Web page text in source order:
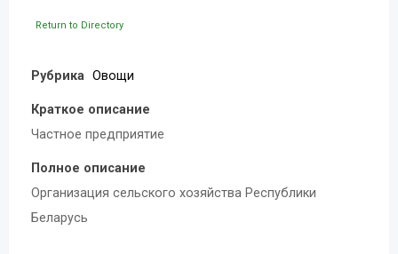
Return to Directory
Рубрика Овощи
Краткое описание
Частное предприятие
Полное описание
Организация сельского хозяйства Республики
Беларусь